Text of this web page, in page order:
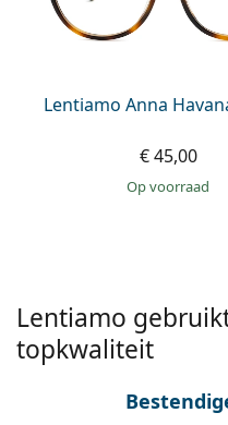
Alle merken
Persol
Lentiamo Anna
€ 45,00
op voorraad
Lentiamo
topkwaliteit